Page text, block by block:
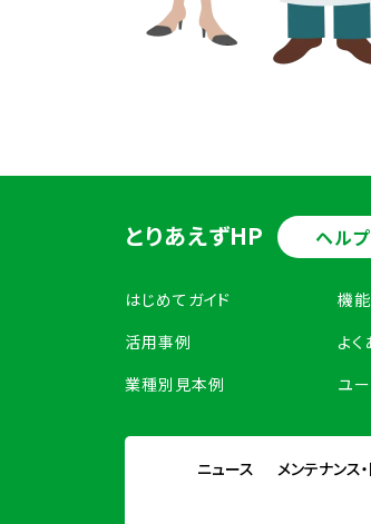
とりあえずHP ヘル
はじめてガイド
活用事例
業種別見本例
機
よ
ユ
ニュース メンテナンス